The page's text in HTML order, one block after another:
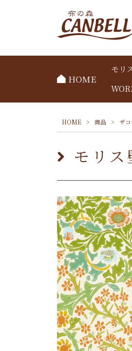
HOME
モリ
HOME > 商品 > ザ
モリ